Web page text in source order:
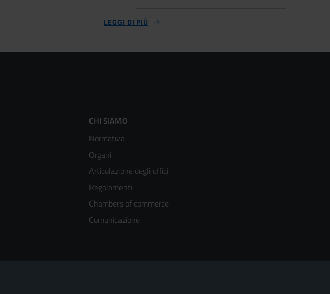
LEGGI DI PIÙ
Footer
menù
colonna
3
CHI SIAMO
Normativa
Organi
Articolazione degli uffici
Regolamenti
Chambers of commerce
Comunicazione